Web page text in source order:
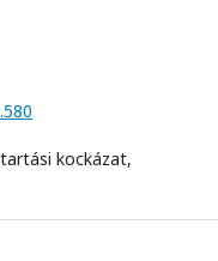
kockázat,